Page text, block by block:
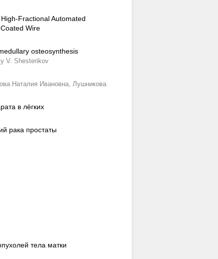
Fractional Automated
Wire
osteosynthesis
V. Shesterikov
Наталия Ивановна, Лушникова
в лёгких
рака простаты
тела матки